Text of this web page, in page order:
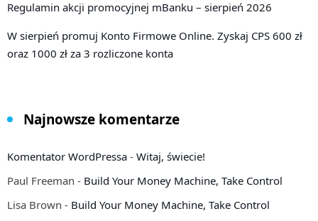
Regulamin akcji promocyjnej mBanku – sierpień 2026
W sierpień promuj Konto Firmowe Online. Zyskaj CPS 600 zł
oraz 1000 zł za 3 rozliczone konta
Najnowsze komentarze
Komentator WordPressa - Witaj, świecie!
Paul Freeman - Build Your Money Machine, Take Control
Lisa Brown - Build Your Money Machine, Take Control